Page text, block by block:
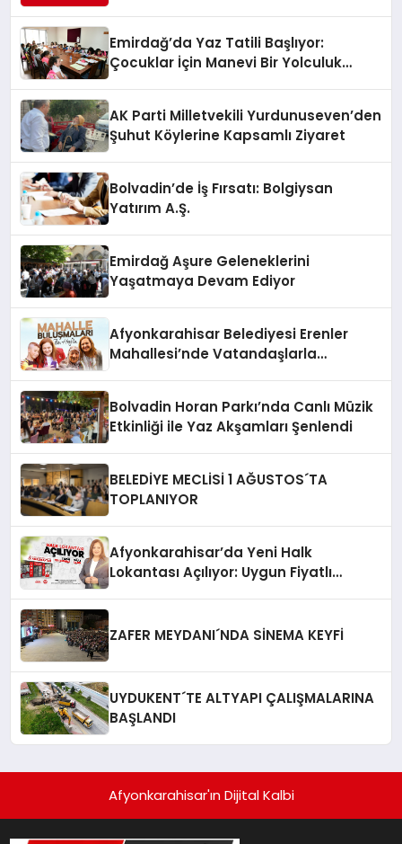
Emirdağ’da Yaz Tatili Başlıyor:
Çocuklar İçin Manevi Bir Yolculuk
AK Parti Milletvekili Yurdunuseven’den
Şuhut Köylerine Kapsamlı Ziyaret
Bolvadin’de İş Fırsatı: Bolgiysan
Yatırım A.Ş.
Emirdağ Aşure Geleneklerini
Yaşatmaya Devam Ediyor
Afyonkarahisar Belediyesi Erenler
Mahallesi’nde Vatandaşlarla
Bolvadin Horan Parkı’nda Canlı Müzik
Etkinliği ile Yaz Akşamları Şenlendi
BELEDİYE MECLİSİ 1 AĞUSTOS´TA
TOPLANIYOR
Afyonkarahisar’da Yeni Halk
Lokantası Açılıyor: Uygun Fiyatlı
ZAFER MEYDANI´NDA SİNEMA KEYFİ
UYDUKENT´TE ALTYAPI ÇALIŞMALARINA
BAŞLANDI
Afyonkarahisar'ın Dijital Kalbi